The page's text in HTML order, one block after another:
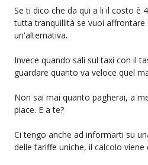
Se ti dico che da qui a li il costo è
tutta tranquillità se vuoi affrontare
un'alternativa.
Invece quando sali sul taxi con il
guardare quanto va veloce quel
Non sai mai quanto pagherai, a
piace. E a te?
Ci tengo anche ad informarti su
delle tariffe uniche, il calcolo